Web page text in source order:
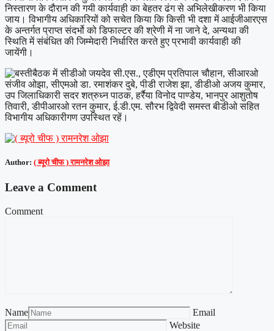
निस्तारण के दौरान की गयी कार्यवाही का बेहतर ढंग से अभिलेखीकरण भी किया
जाय। विभागीय अधिकारियों को सचेत किया कि किसी भी दशा में आईजीआरएस
के अन्तर्गत प्राप्त संदर्भो को डिफाल्टर की श्रेणी में ना जाने दे, अन्यथा की
स्थिति में संबंधित की जिम्मेदारी निर्धारित करते हुए प्रभावी कार्यवाही की
जायेंगी।
बैठक में सीडीओ जयदेव सी.एस., एडीएम प्रतिपाल चौहान, सीआरओ
संजीव ओझा, सीएमओ डा. रमाशंकर दुबे, पीडी राजेश झा, डीडीओ अजय कुमार,
उप जिलाधिकारी सदर शत्रुध्न पाठक, हर्रैया विनोद पाण्डेय, भानपुर आशुतोष
तिवारी, डीपीआरओ रतन कुमार, ई.डी.एम. सौरभ द्विवेदी समस्त बीडीओ सहित
विभागीय अधिकारीगण उपस्थित रहें।
Author: ( ब्यूरो चीफ ) रामनरेश ओझा
Leave a Comment
Comment
Name
Email
Website